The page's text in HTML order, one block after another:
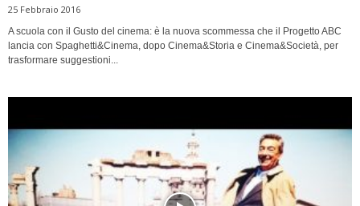
25 Febbraio 2016
A scuola con il Gusto del cinema: è la nuova scommessa che il Progetto ABC
lancia con Spaghetti&Cinema, dopo Cinema&Storia e Cinema&Società, per
trasformare suggestioni...